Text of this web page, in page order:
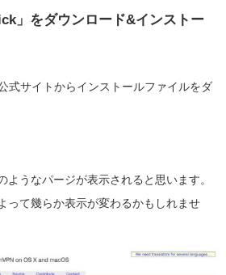
」をダウンロード&インストー
式サイトからインストールファイルをダ
ようなパージが表示されると思います。
って幾らか表示が変わるかもしれませ